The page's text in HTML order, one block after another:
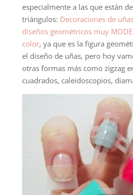
especialmente a las que están
triángulos: Decoraciones de
diseños geométricos muy
color, ya que es la figura
el diseño de uñas, pero hoy
otras formas más como zigzag
cuadrados, caleidoscopios,